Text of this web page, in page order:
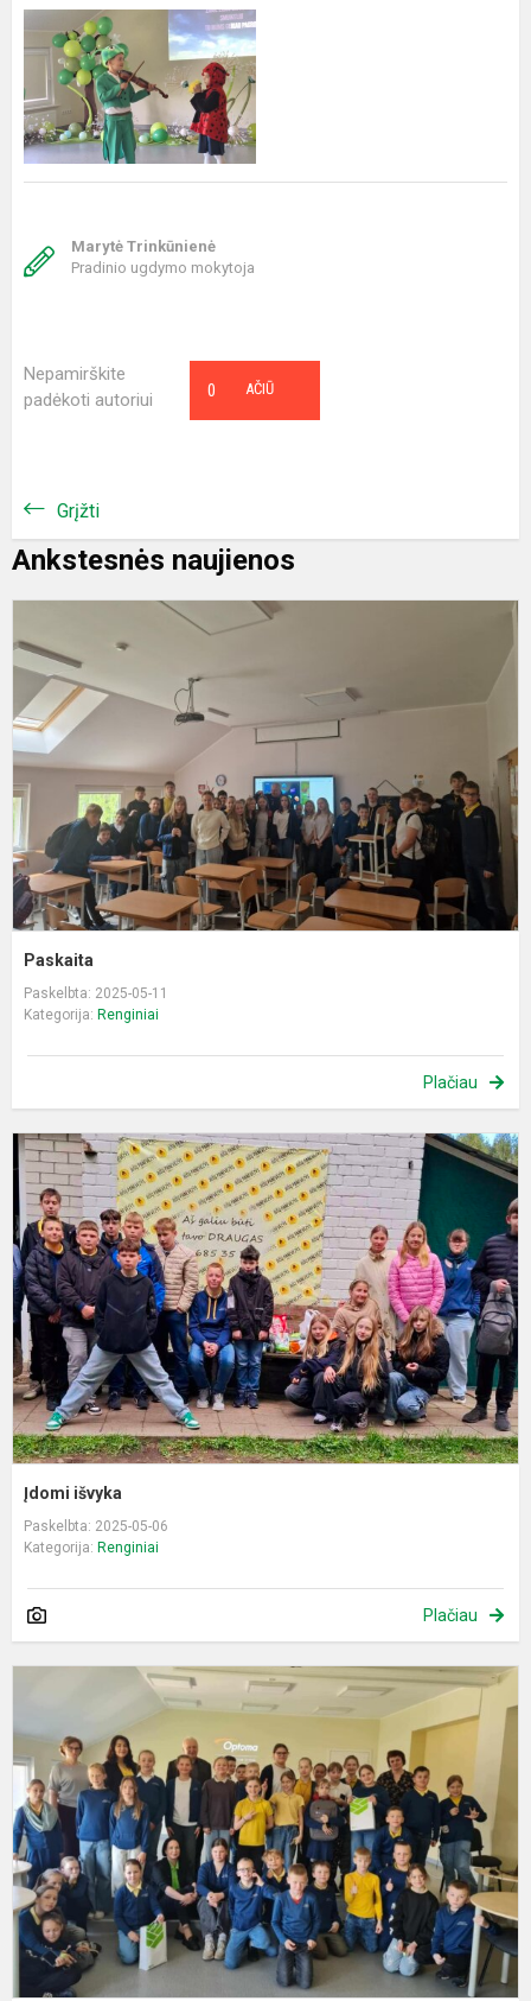
Marytė Trinkūnienė
Pradinio ugdymo mokytoja
Nepamirškite
padėkoti autoriui
AČIŪ
0
Grįžti
Ankstesnės naujienos
Paskaita
Paskelbta: 2025-05-11
Kategorija: Renginiai
Plačiau
Įdomi išvyka
Paskelbta: 2025-05-06
Kategorija: Renginiai
Plačiau